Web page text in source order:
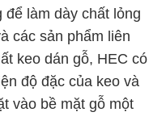
làm dày chất lỏng
các sản phẩm liên
keo dán gỗ, HEC có
độ đặc của keo và
vào bề mặt gỗ một